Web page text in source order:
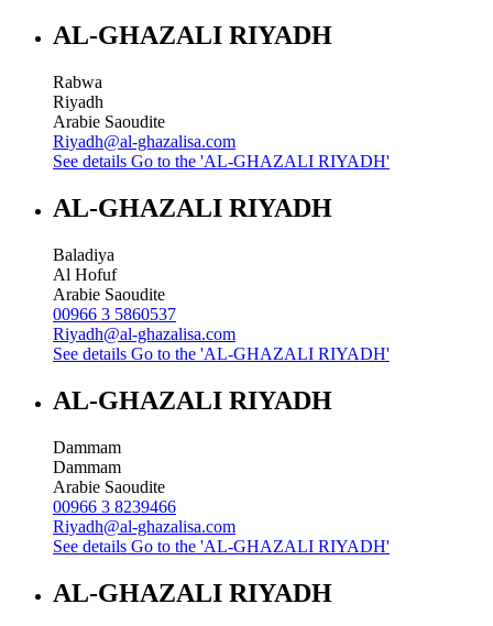
AL-GHAZALI RIYADH
Rabwa
Riyadh
Arabie Saoudite
Riyadh@al-ghazalisa.com
See details Go to the 'AL-GHAZALI RIYADH'
AL-GHAZALI RIYADH
Baladiya
Al Hofuf
Arabie Saoudite
00966 3 5860537
Riyadh@al-ghazalisa.com
See details Go to the 'AL-GHAZALI RIYADH'
AL-GHAZALI RIYADH
Dammam
Dammam
Arabie Saoudite
00966 3 8239466
Riyadh@al-ghazalisa.com
See details Go to the 'AL-GHAZALI RIYADH'
AL-GHAZALI RIYADH